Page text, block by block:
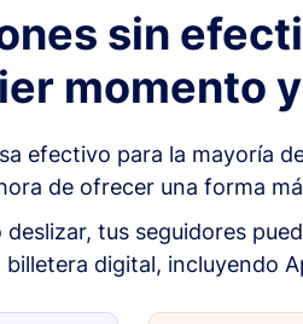
sin
momento
efectivo para la mayoría
de ofrecer una forma
tus seguidores
digital, incluyendo